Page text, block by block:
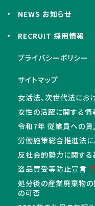
NEWS お知らせ
RECRUIT 採用情報
プライバシーポリシー
サイトマップ
女活法、次世代法にお
女性の活躍に関する情
令和7年 従業員への
労働施策総合推進法
反社会的勢力に関す
盗品買受等防止宣言
処分後の産業廃棄物の
の可否